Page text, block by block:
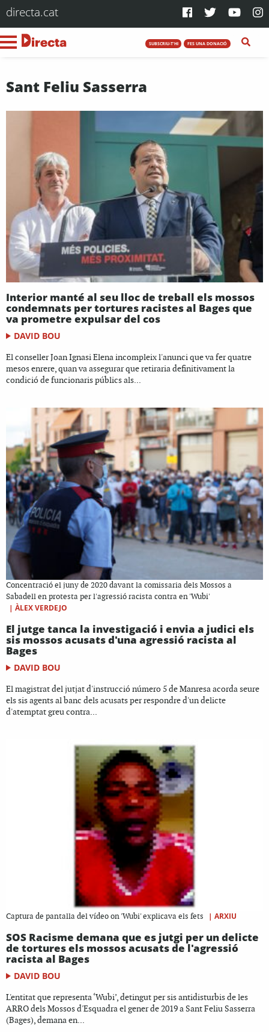
directa.cat
SUBSCRIU-T'HI FES UNA DONACIÓ
Sant Feliu Sasserra
Interior manté al seu lloc de treball els mossos
condemnats per tortures racistes al Bages que
va prometre expulsar del cos
DAVID BOU
El conseller Joan Ignasi Elena incompleix l'anunci que va fer quatre
mesos enrere, quan va assegurar que retiraria definitivament la
condició de funcionaris públics als...
Concentració el juny de 2020 davant la comissaria dels Mossos a
Sabadell en protesta per l'agressió racista contra en 'Wubi'
| ÀLEX VERDEJO
El jutge tanca la investigació i envia a judici els
sis mossos acusats d'una agressió racista al
Bages
DAVID BOU
El magistrat del jutjat d'instrucció número 5 de Manresa acorda seure
els sis agents al banc dels acusats per respondre d'un delicte
d'atemptat greu contra...
Captura de pantalla del vídeo on 'Wubi' explicava els fets | ARXIU
SOS Racisme demana que es jutgi per un delicte
de tortures els mossos acusats de l'agressió
racista al Bages
DAVID BOU
L'entitat que representa ‘Wubi’, detingut per sis antidisturbis de les
ARRO dels Mossos d'Esquadra el gener de 2019 a Sant Feliu Sasserra
(Bages), demana en...